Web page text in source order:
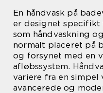
En håndvask på
er designet
som håndvaskning
normalt placeret på
og forsynet med en
afløbssystem.
variere fra en simpel
avancerede og